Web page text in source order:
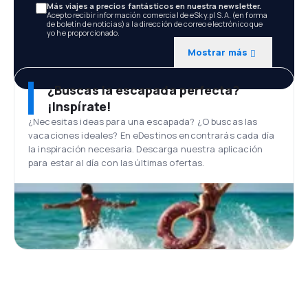
Más viajes a precios fantásticos en nuestra newsletter.
Acepto recibir información comercial de eSky.pl S.A. (en forma
de boletín de noticias) a la dirección de correo electrónico que
yo he proporcionado.
Mostrar más
¿Buscas la escapada perfecta?
¡Inspírate!
¿Necesitas ideas para una escapada? ¿O buscas las
vacaciones ideales? En eDestinos encontrarás cada día
la inspiración necesaria. Descarga nuestra aplicación
para estar al día con las últimas ofertas.